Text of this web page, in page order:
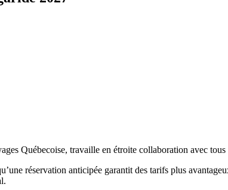
Québecoise, travaille en étroite collaboration avec
réservation anticipée garantit des tarifs plus